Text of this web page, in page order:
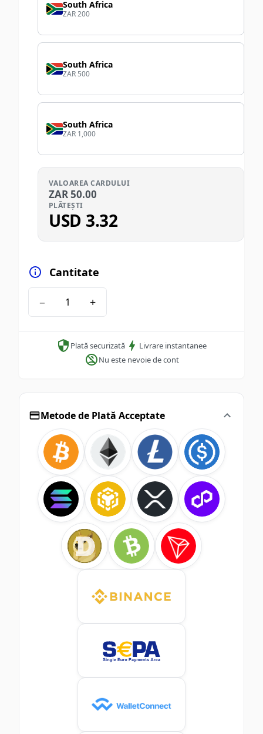
South Africa
ZAR 200
South Africa
ZAR 500
South Africa
ZAR 1,000
VALOAREA CARDULUI
ZAR50.00
PLĂTEȘTI
USD 3.32
Cantitate
− +
Plată securizată
Livrare instantanee
Nu este nevoie de cont
Metode de Plată Acceptate